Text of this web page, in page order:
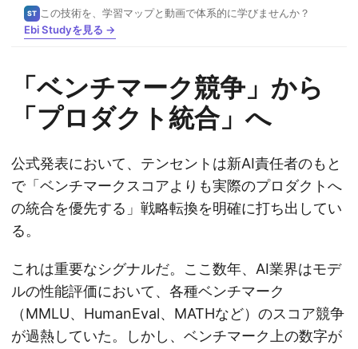
ST この技術を、学習マップと動画で体系的に学びませんか？
Ebi Studyを見る →
「ベンチマーク競争」から
「プロダクト統合」へ
公式発表において、テンセントは新AI責任者のもと
で「ベンチマークスコアよりも実際のプロダクトへ
の統合を優先する」戦略転換を明確に打ち出してい
る。
これは重要なシグナルだ。ここ数年、AI業界はモデ
ルの性能評価において、各種ベンチマーク
（MMLU、HumanEval、MATHなど）のスコア競争
が過熱していた。しかし、ベンチマーク上の数字が